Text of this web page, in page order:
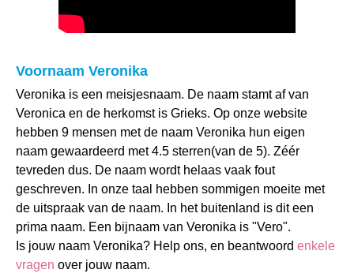
Voornaam Veronika
Veronika is een meisjesnaam. De naam stamt af van
Veronica en de herkomst is Grieks. Op onze website
hebben 9 mensen met de naam Veronika hun eigen
naam gewaardeerd met 4.5 sterren(van de 5). Zéér
tevreden dus. De naam wordt helaas vaak fout
geschreven. In onze taal hebben sommigen moeite met
de uitspraak van de naam. In het buitenland is dit een
prima naam. Een bijnaam van Veronika is "Vero".
Is jouw naam Veronika? Help ons, en beantwoord enkele
vragen over jouw naam.